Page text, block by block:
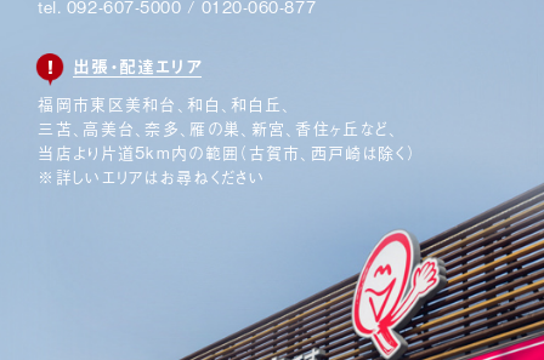
tel. 092-607-5000 / 0120-060-877
出張・配達エリア
福岡市東区美和台、和白、和白丘、
三苫、高美台、奈多、 雁の巣、新宮、香住ヶ丘など、
当店より片道5km内の範囲 （古賀市、西戸崎は除く）
※詳しいエリアはお尋ねください